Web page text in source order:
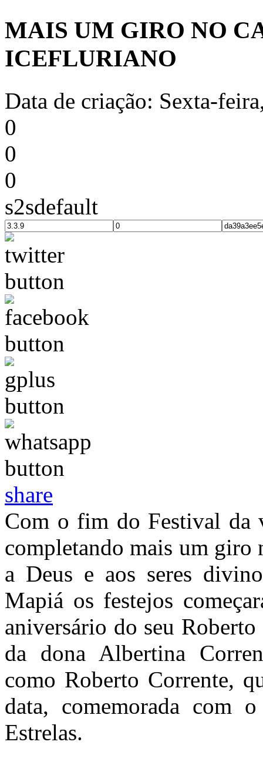
MAIS UM GIRO NO
ICEFLURIANO
Data de criação: Sexta-
0
0
0
s2sdefault
share
Com o fim do Festival da
completando mais um giro
a Deus e aos seres
Mapiá os festejos
aniversário do seu
da dona Albertina
como Roberto Corrente,
data, comemorada com
Estrelas.